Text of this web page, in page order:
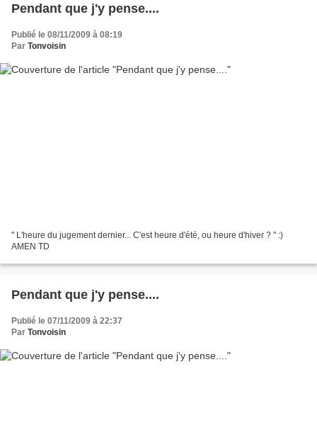
Pendant que j'y pense....
Publié le 08/11/2009 à 08:19
Par Tonvoisin
" L'heure du jugement dernier... C'est heure d'été, ou heure d'hiver ? " :)
AMEN TD
Pendant que j'y pense....
Publié le 07/11/2009 à 22:37
Par Tonvoisin